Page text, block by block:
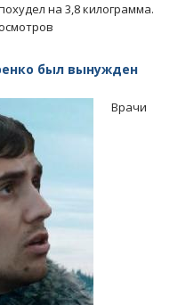
на 3,8 килограмма.
был вынужден
Врачи